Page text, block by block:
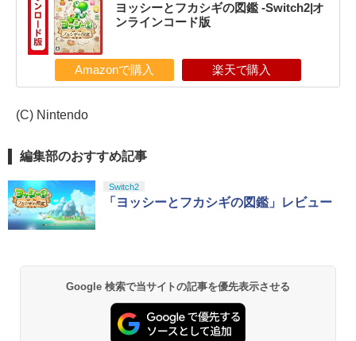
ヨッシーとフカシギの図鑑 -Switch2|オ
ンラインコード版
Amazonで購入 楽天で購入
(C) Nintendo
編集部のおすすめ記事
Switch2
「ヨッシーとフカシギの図鑑」レビュー
Google 検索で当サイトの記事を優先表示させる